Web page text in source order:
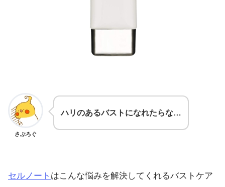
さぶろぐ
ハリのあるバストになれたらな…
セルノート はこんな悩みを解決してくれるバストケア